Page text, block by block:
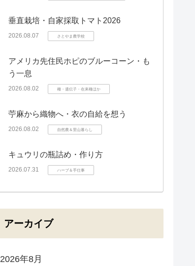
垂直栽培・自家採取トマト2026
2026.08.07 さとやま農学校
アメリカ先住民ホピのブルーコーン・も
う一息
2026.08.02 種・遺伝子・在来種ほか
苧麻から織物へ・衣の自給を想う
2026.08.02 自然農＆里山暮らし
キュウリの瓶詰め・作り方
2026.07.31 ハーブ＆手仕事
アーカイブ
2026年8月